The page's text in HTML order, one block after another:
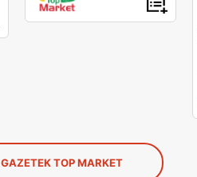
TOP MARKET